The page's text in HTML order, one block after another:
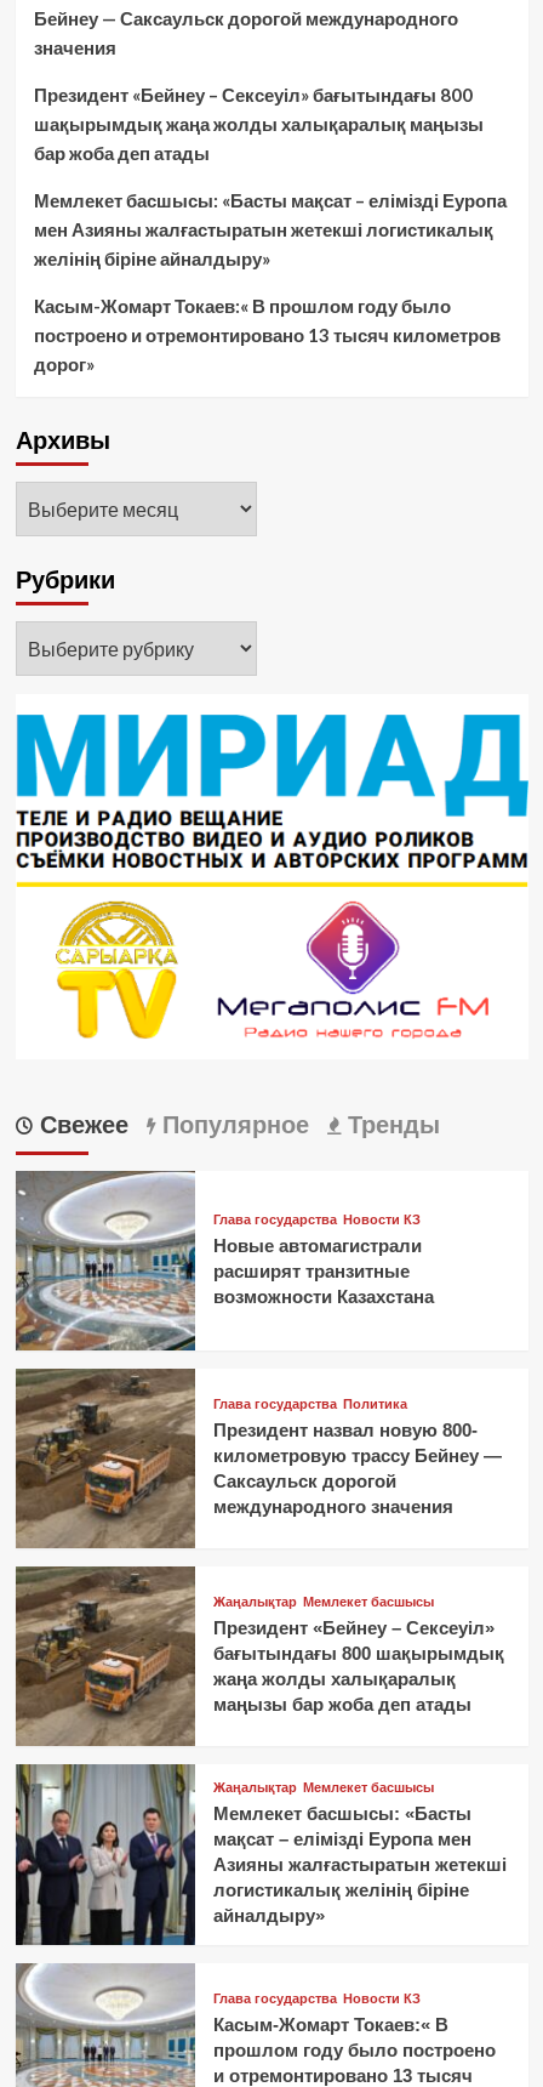
Бейнеу — Саксаульск дорогой международного
значения
Президент «Бейнеу – Сексеуіл» бағытындағы 800
шақырымдық жаңа жолды халықаралық маңызы
бар жоба деп атады
Мемлекет басшысы: «Басты мақсат – елімізді Еуропа
мен Азияны жалғастыратын жетекші логистикалық
желінің біріне айналдыру»
Касым-Жомарт Токаев:« В прошлом году было
построено и отремонтировано 13 тысяч километров
дорог»
Архивы
Рубрики
Свежее Популярное Тренды
Глава государства Новости КЗ
Новые автомагистрали
расширят транзитные
возможности Казахстана
Глава государства Политика
Президент назвал новую 800-
километровую трассу Бейнеу —
Саксаульск дорогой
международного значения
Жаңалықтар Мемлекет басшысы
Президент «Бейнеу – Сексеуіл»
бағытындағы 800 шақырымдық
жаңа жолды халықаралық
маңызы бар жоба деп атады
Жаңалықтар Мемлекет басшысы
Мемлекет басшысы: «Басты
мақсат – елімізді Еуропа мен
Азияны жалғастыратын жетекші
логистикалық желінің біріне
айналдыру»
Глава государства Новости КЗ
Касым-Жомарт Токаев:« В
прошлом году было построено
и отремонтировано 13 тысяч